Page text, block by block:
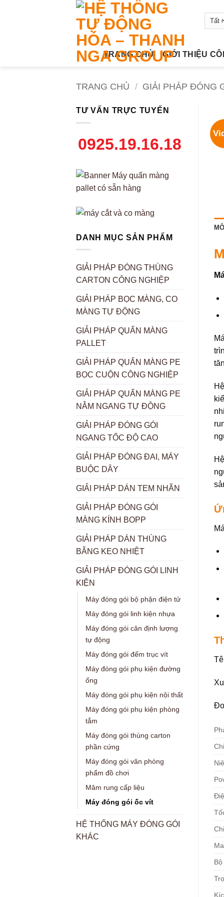
TRANG CHỦ
GIỚI THIỆU
TRANG CHỦ / GIẢI PHÁP ĐÓNG
TƯ VẤN TRỰC TUYẾN
0925.19.16.18
DANH MỤC SẢN PHẨM
GIẢI PHÁP ĐÓNG THÙNG
CARTON CÔNG NGHIỆP
GIẢI PHÁP BỌC MÀNG, CO
MÀNG TỰ ĐỘNG
GIẢI PHÁP QUẤN MÀNG
PALLET
GIẢI PHÁP QUẤN MÀNG PE
BỌC CUỘN CÔNG NGHIỆP
GIẢI PHÁP QUẤN MÀNG PE
NẰM NGANG TỰ ĐỘNG
GIẢI PHÁP ĐÓNG GÓI
NGANG TỐC ĐỘ CAO
GIẢI PHÁP ĐÓNG ĐAI, MÁY
BUỘC DÂY
GIẢI PHÁP DÁN TEM NHÃN
GIẢI PHÁP ĐÓNG GÓI
MÀNG KÍNH BOPP
GIẢI PHÁP DÁN THÙNG
BẰNG KEO NHIỆT
GIẢI PHÁP ĐÓNG GÓI LINH
KIỆN
Máy đóng gói bộ phận điện tử
Máy đóng gói linh kiện nhựa
Máy đóng gói cân định lượng
tự động
Máy đóng gói đếm trục vít
Máy đóng gói phụ kiện đường
ống
Máy đóng gói phụ kiện nội thất
Máy đóng gói phụ kiện phòng
tắm
Máy đóng gói thùng carton
phần cứng
Máy đóng gói văn phòng
phẩm đồ chơi
Mâm rung cấp liệu
Máy đóng gói ốc vít
HỆ THỐNG MÁY ĐÓNG GÓI
KHÁC